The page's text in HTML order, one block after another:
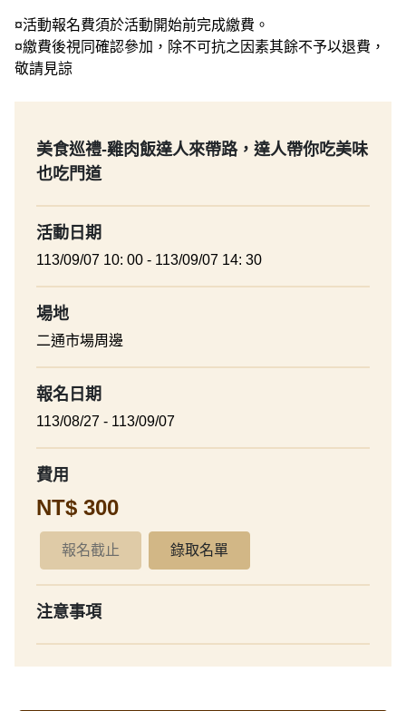
¤活動報名費須於活動開始前完成繳費。
¤繳費後視同確認參加，除不可抗之因素其餘不予以退費，
敬請見諒
美食巡禮-雞肉飯達人來帶路，達人帶你吃美味
也吃門道
活動日期
113/09/07 10: 00 - 113/09/07 14: 30
場地
二通市場周邊
報名日期
113/08/27 - 113/09/07
費用
NT$ 300
報名截止 錄取名單
注意事項